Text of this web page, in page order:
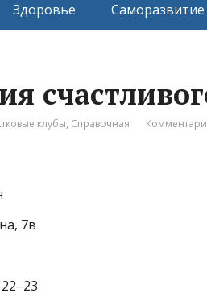
Здоровье Саморазвитие
клубы, Справочная
7в